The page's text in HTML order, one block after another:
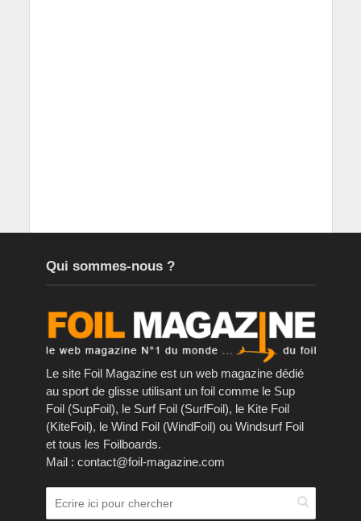
Qui sommes-nous ?
Le site Foil Magazine est un web magazine dédié
au sport de glisse utilisant un foil comme le Sup
Foil (SupFoil), le Surf Foil (SurfFoil), le Kite Foil
(KiteFoil), le Wind Foil (WindFoil) ou Windsurf Foil
et tous les Foilboards.
Mail : contact@foil-magazine.com